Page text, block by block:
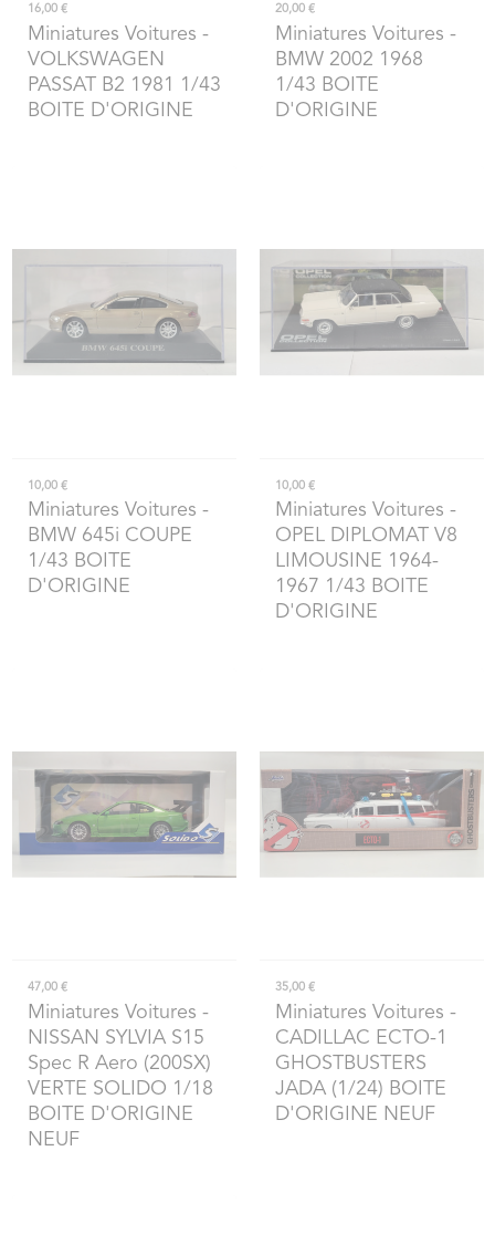
16,00 €
Miniatures Voitures -
VOLKSWAGEN
PASSAT B2 1981 1/43
BOITE D'ORIGINE
20,00 €
Miniatures Voitures -
BMW 2002 1968
1/43 BOITE
D'ORIGINE
10,00 €
Miniatures Voitures -
BMW 645i COUPE
1/43 BOITE
D'ORIGINE
10,00 €
Miniatures Voitures -
OPEL DIPLOMAT V8
LIMOUSINE 1964-
1967 1/43 BOITE
D'ORIGINE
47,00 €
Miniatures Voitures -
NISSAN SYLVIA S15
Spec R Aero (200SX)
VERTE SOLIDO 1/18
BOITE D'ORIGINE
NEUF
35,00 €
Miniatures Voitures -
CADILLAC ECTO-1
GHOSTBUSTERS
JADA (1/24) BOITE
D'ORIGINE NEUF